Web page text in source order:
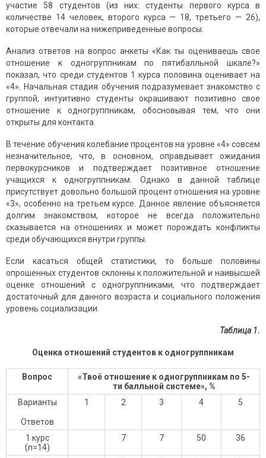
участие 58 студентов (из них: студенты первого курса в
количестве 14 человек, второго курса — 18, третьего — 26),
которые отвечали на нижеприведенные вопросы.
Анализ ответов на вопрос анкеты «Как ты оцениваешь свое
отношение к одногруппникам по пятибалльной шкале?»
показал, что среди студентов 1 курса половина оценивает на
«4». Начальная стадия обучения подразумевает знакомство с
группой, интуитивно студенты окрашивают позитивно свое
отношение к одногруппникам, обосновывая тем, что они
открыты для контакта.
В течение обучения колебание процентов на уровне «4» совсем
незначительное, что, в основном, оправдывает ожидания
первокурсников и подтверждает позитивное отношение
учащихся к одногруппникам. Однако в данной таблице
присутствует довольно большой процент отношения на уровне
«3», особенно на третьем курсе. Данное явление объясняется
долгим знакомством, которое не всегда положительно
сказывается на отношениях и может порождать конфликты
среди обучающихся внутри группы.
Если касаться общей статистики, то больше половины
опрошенных студентов склонны к положительной и наивысшей
оценке отношений с одногруппниками, что подтверждает
достаточный для данного возраста и социального положения
уровень социализации.
Таблица 1.
Оценка отношений студентов к одногруппникам
Вопрос
«Твоё отношение к одногруппникам по 5-
ти балльной системе», %
Варианты
Ответов
1 2 3 4 5
1 курс
(n=14)
7 7 50 36